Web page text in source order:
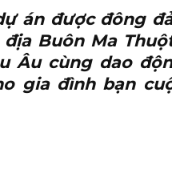
án được đông
Buôn Ma
Âu cùng dao
gia đình bạn